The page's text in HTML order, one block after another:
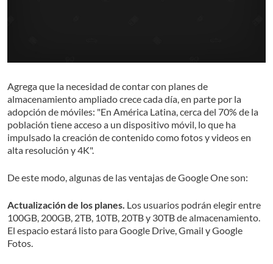
Agrega que la necesidad de contar con planes de
almacenamiento ampliado crece cada día, en parte por la
adopción de móviles: "En América Latina, cerca del 70% de la
población tiene acceso a un dispositivo móvil, lo que ha
impulsado la creación de contenido como fotos y videos en
alta resolución y 4K".
De este modo, algunas de las ventajas de Google One son:
Actualización de los planes. Los usuarios podrán elegir entre
100GB, 200GB, 2TB, 10TB, 20TB y 30TB de almacenamiento.
El espacio estará listo para Google Drive, Gmail y Google
Fotos.